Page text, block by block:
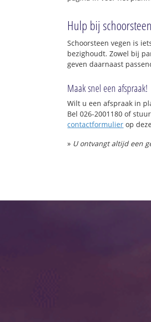
Hulp bij
Schoorsteen vegen is
bezighoudt. Zowel bij
geven daarnaast
Maak snel een afspraak!
Wilt u een afspraak in
Bel 026-2001180 of
contactformulier op
» U ontvangt altijd een